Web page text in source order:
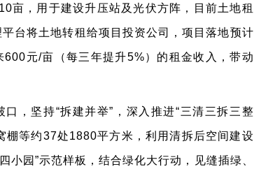
亩，用于建设升压站及光伏方阵，目前土地租
台将土地转租给项目投资公司，项目落地预计
元/亩（每三年提升5%）的租金收入，带动
，坚持“拆建并举”，深入推进“三清三拆三整
棚等约37处1880平方米，利用清拆后空间建设
小园”示范样板，结合绿化大行动，见缝插绿、